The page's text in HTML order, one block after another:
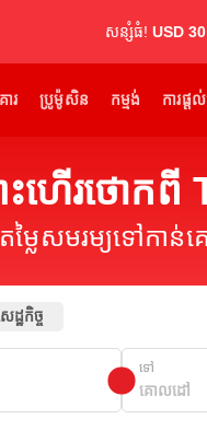
សន្សំធំ! USD
រ ប្រូម៉ូសិន កម្មង់ ការផ្ត
ះហើរថោ
លៃសមរម្យទៅកាន់
ដ្ឋកិច្ច
ទៅ